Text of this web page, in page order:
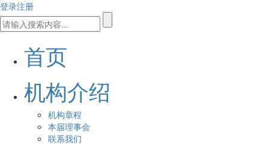
登录注册
首页
机构介绍
机构章程
本届理事会
联系我们